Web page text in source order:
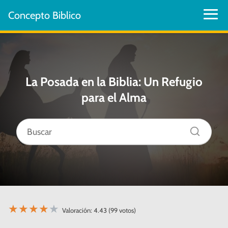
Concepto Biblico
La Posada en la Biblia: Un Refugio
para el Alma
★★★★★ Valoración: 4.43 (99 votos)